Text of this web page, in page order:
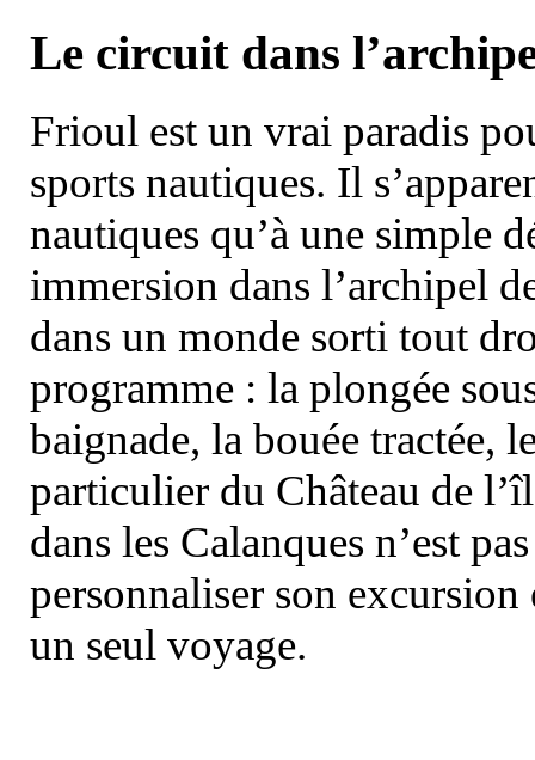
Le circuit dans
Frioul est un vrai paradis
sports nautiques. Il
nautiques qu’à une simple
immersion dans l’archipel
dans un monde sorti tout
programme : la plongée
baignade, la bouée tractée,
particulier du Château de
dans les Calanques n’est
personnaliser son
un seul voyage.